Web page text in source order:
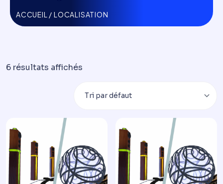
ACCUEIL / LOCALISATION
6 résultats affichés